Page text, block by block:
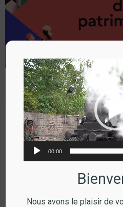
JEP
lire
Lecteur
vidéo
00:00
Nous avons le plaisir de